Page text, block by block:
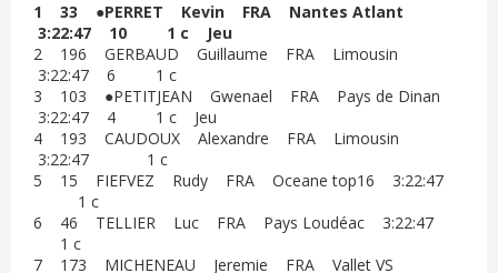
1 33 ●PERRET Kevin FRA Nantes Atlant
3:22:47 10 1 c Jeu
2 196 GERBAUD Guillaume FRA Limousin
3:22:47 6 1 c
3 103 ●PETITJEAN Gwenael FRA Pays de Dinan
3:22:47 4 1 c Jeu
4 193 CAUDOUX Alexandre FRA Limousin
3:22:47 1 c
5 15 FIEFVEZ Rudy FRA Oceane top16 3:22:47
1 c
6 46 TELLIER Luc FRA Pays Loudéac 3:22:47
1 c
7 173 MICHENEAU Jeremie FRA Vallet VS